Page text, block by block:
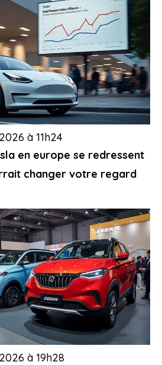
en europe se redressent
changer votre regard
à 11h24
à 19h28